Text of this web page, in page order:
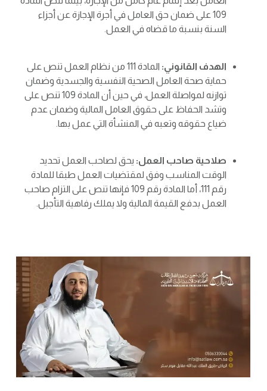
109 على ضمان حق العامل في أجرة الإجازة عن أجزاء
السنة بنسبة ما قضاه في العمل.
الهدف القانوني:
المادة 111 من نظام العمل تنص على
حماية صحة العامل الصحية النفسية والجسدية وضمان
توازنه لمواصلة العمل، في حين أن المادة 109 تنص على
وتشد الحفاظ على حقوق العامل المالية وضمان عدم
ضياع حقوقه وتعبه في المنشأة التي عمل بها.
صلاحية صاحب العمل: يحق لصاحب العمل تحديد
الوقت المناسب وفق لمقتضيات العمل طبقا للمادة
رقم 111، أما المادة رقم 109 فإنها تنص على التزام صاحب
العمل بدفع القيمة المالية ولا يملك رفاهية التأجيل.